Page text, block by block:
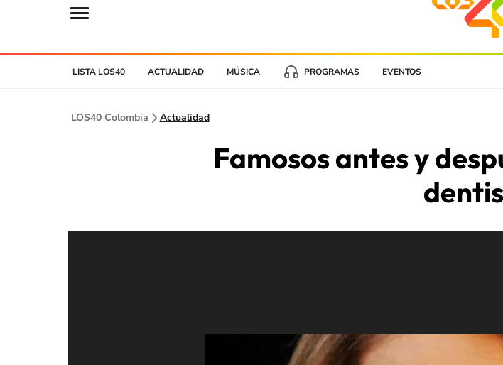
LISTA LOS40 ACTUALIDAD MÚSICA PROGRAMAS EVENTOS
LOS40 Colombia Actualidad
Famosos antes y